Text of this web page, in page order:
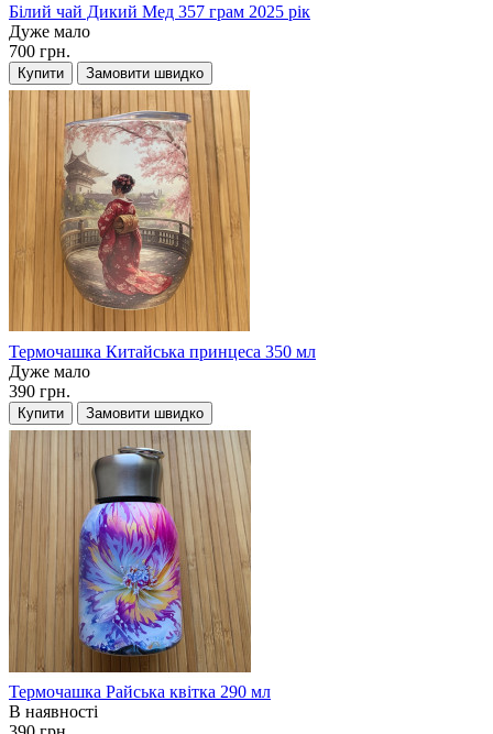
Білий чай Дикий Мед 357 грам 2025 рік
Дуже мало
700 грн.
Купити Замовити швидко
Термочашка Китайська принцеса 350 мл
Дуже мало
390 грн.
Купити Замовити швидко
Термочашка Райська квітка 290 мл
В наявності